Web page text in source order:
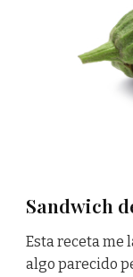
Sandwich
Esta receta me
algo parecido